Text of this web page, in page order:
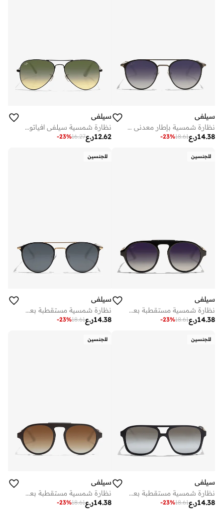
سيلفي
نظارة شمسية بإطار معدني أسود وعدسات مستقطبة سوداء
ر.ع14.38
18.61
-23%
سيلفي
نظارة شمسية سيلفي افياتور بإطار معدني أخضر أسود
ر.ع12.62
16.27
-23%
للجنسين
سيلفي
نظارة شمسية مستقطبة بعدسات سوداء وإطار أسود لامع
ر.ع14.38
18.61
-23%
للجنسين
سيلفي
نظارة شمسية مستقطبة بعدسات سوداء وإطار معدني أسود
ر.ع14.38
18.61
-23%
للجنسين
سيلفي
نظارة شمسية مستقطبة بعدسات سوداء وإطار أسود
ر.ع14.38
18.61
-23%
للجنسين
سيلفي
نظارة شمسية مستقطبة بعدسات بنية وإطار بني
ر.ع14.38
18.61
-23%